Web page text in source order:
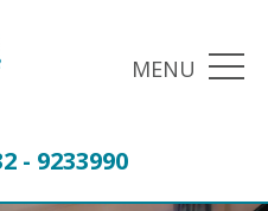
MENU
- 9233990